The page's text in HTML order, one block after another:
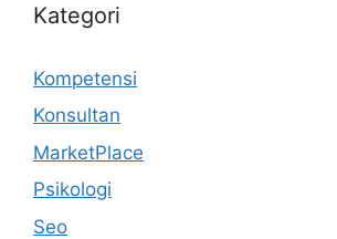
Kategori
Kompetensi
Konsultan
MarketPlace
Psikologi
Seo